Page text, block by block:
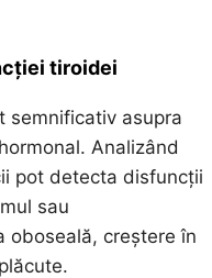
tiroidei
semnificativ asupra
Analizând
pot detecta disfuncții
sau
oboseală, creștere în